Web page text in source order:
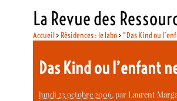
La Revue des
Accueil> Résidences : le labo> "Das Kind ou
Das Kind ou l’enfant
lundi 23 octobre 2006, parLaurent